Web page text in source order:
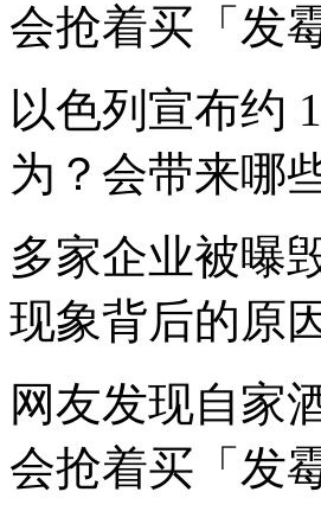
会抢着买「发
以色列宣布约
为？会带来哪
多家企业被曝
现象背后的原
网友发现自家
会抢着买「发